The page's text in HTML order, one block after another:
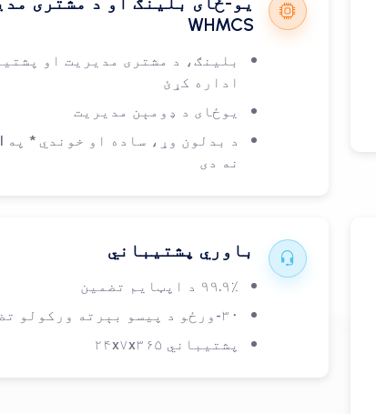
WHMCS
بلینګ، د مشتری مدیریت او
اداره کړئ
یوځای د ډومېن مدیریت
د بدلون وړ، ساده او خوندي
نه دی
باوري پشتیباني
۹۹.۹٪ د اپټایم تضمین
۳۰-ورځو د پیسو بېرته ورکولو تضمین
پشتیباني ۲۴x۷x۳۶۵